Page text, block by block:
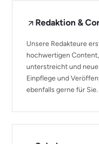
Redaktion &
Unsere Redakteure
hochwertigen
unterstreicht und
Einpflege und
ebenfalls gerne für Sie.